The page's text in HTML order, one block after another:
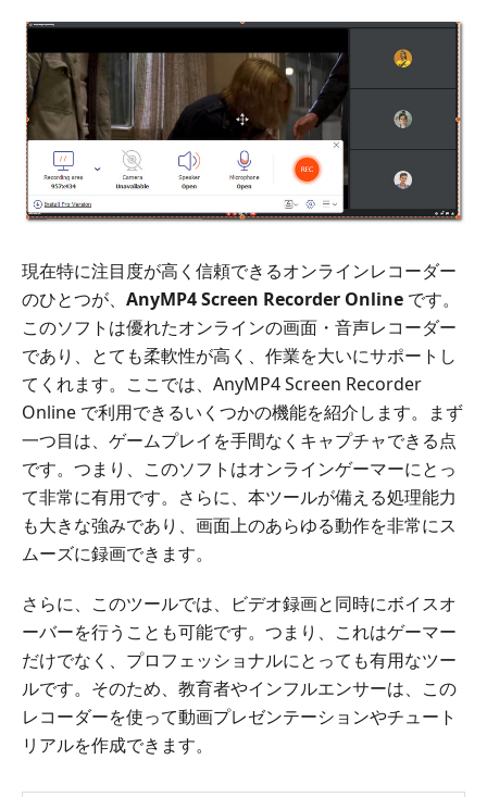
現在特に注目度が高く信頼できるオンラインレコーダー
のひとつが、 AnyMP4 Screen Recorder Online です。
このソフトは優れたオンラインの画面・音声レコーダー
であり、とても柔軟性が高く、作業を大いにサポートし
てくれます。ここでは、AnyMP4 Screen Recorder
Online で利用できるいくつかの機能を紹介します。まず
一つ目は、ゲームプレイを手間なくキャプチャできる点
です。つまり、このソフトはオンラインゲーマーにとっ
て非常に有用です。さらに、本ツールが備える処理能力
も大きな強みであり、画面上のあらゆる動作を非常にス
ムーズに録画できます。
さらに、このツールでは、ビデオ録画と同時にボイスオ
ーバーを行うことも可能です。つまり、これはゲーマー
だけでなく、プロフェッショナルにとっても有用なツー
ルです。そのため、教育者やインフルエンサーは、この
レコーダーを使って動画プレゼンテーションやチュート
リアルを作成できます。